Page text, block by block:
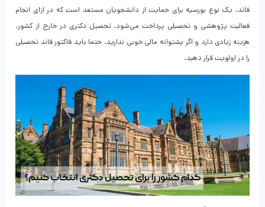
فاند، یک نوع بورسیه برای حمایت از دانشجویان مستعد است که در ازای انجام
فعالیت پژوهشی و تحصیلی پرداخت می‌شود. تحصیل دکتری در خارج از کشور،
هزینه زیادی دارد و اگر پشتوانه مالی خوبی ندارید، حتما باید فاکتور فاند تحصیلی
را در اولویت قرار دهید.